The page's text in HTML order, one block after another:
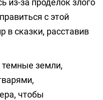
за проделок злого
с этой
в сказки, расставив
темные земли,
чтобы